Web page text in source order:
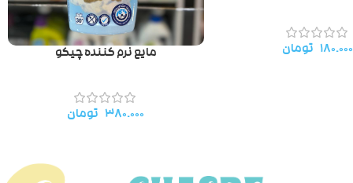
۱۸۰.۰۰۰ تومان مایع نرم کننده چیکو
۳۸۰.۰۰۰ تومان